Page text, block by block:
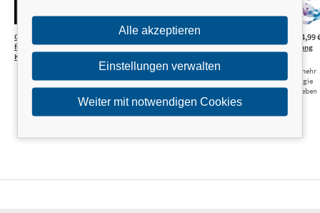
Optimale Ernährung
für Bodybuilder und
Kraftsportler
Body
Recomposition –
neu
Mit einer flexiblen
Ernährungs- und
Trainingsstrategie zur
besten Form deines Lebens
14,99
Nahrungsergänzung
Supplements für mehr
Leistung und Energie
im Sport und im Leben
Alle akzeptieren
Einstellungen verwalten
Weiter mit notwendigen Cookies